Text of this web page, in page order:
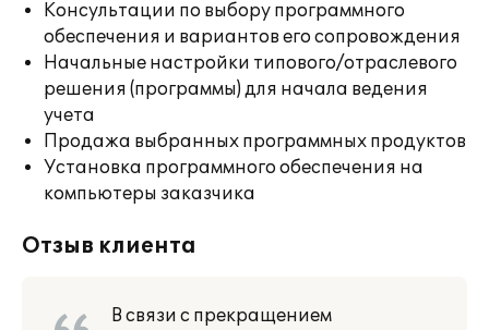
Консультации по выбору программного
обеспечения и вариантов его сопровождения
Начальные настройки типового/отраслевого
решения (программы) для начала ведения
учета
Продажа выбранных программных продуктов
Установка программного обеспечения на
компьютеры заказчика
Отзыв клиента
В связи с прекращением